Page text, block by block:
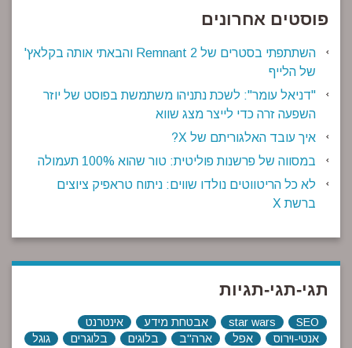
פוסטים אחרונים
השתתפתי בסטרים של Remnant 2 והבאתי אותה בקלאץ'
של הלייף
"דניאל עומר": לשכת נתניהו משתמשת בפוסט של יוזר
השפעה זרה כדי לייצר מצג שווא
איך עובד האלגוריתם של X?
במסווה של פרשנות פוליטית: טור שהוא 100% תעמולה
לא כל הריטווטים נולדו שווים: ניתוח טראפיק ציוצים
ברשת X
תגי-תגי-תגיות
SEO
star wars אבטחת מידע
אינטרנט
אנטי-וירוס
אפל ארה"ב בלוגים בלוגרים
גוגל